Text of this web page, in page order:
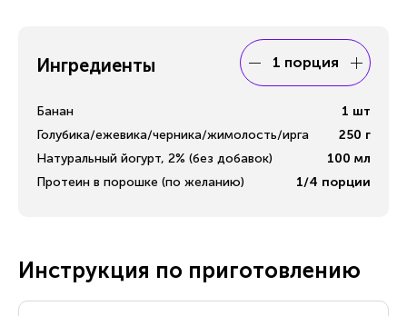
Ингредиенты 1 порция
Банан 1 шт
Голубика/ежевика/черника/жимолость/ирга
250 г
Натуральный йогурт, 2% (без добавок)
100 мл
Протеин в порошке (по желанию)
1/4 порции
Инструкция по приготовлению